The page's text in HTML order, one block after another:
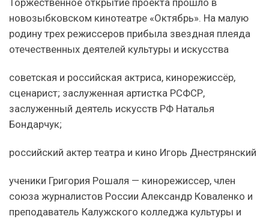
новозыбковском кинотеатре «Октябрь». На малую
родину трех режиссеров прибыла звездная плеяда
отечественных деятелей культуры и искусства
советская и российская актриса, кинорежиссёр,
сценарист; заслуженная артистка РСФСР,
заслуженный деятель искусств РФ Наталья
Бондарчук;
российский актер театра и кино Игорь Днестрянский
ученики Григория Рошаля — кинорежиссер, член
союза журналистов России Александр Коваленко и
преподаватель Калужского колледжа культуры и